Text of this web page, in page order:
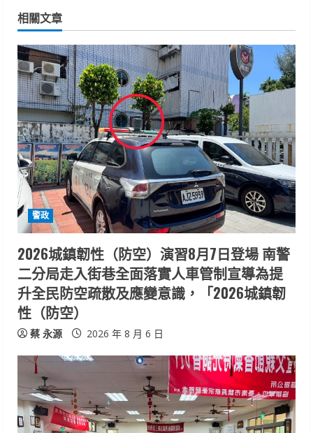
n
u
e
R
e
a
d
i
n
g
相關文章
警政
2026城鎮韌性（防空）演習8月7日登場 南警
二分局走入街巷全面落實人車管制宣導為提
升全民防空疏散及應變意識，「2026城鎮韌
性（防空）
蔡 永源 2026 年 8 月 6 日